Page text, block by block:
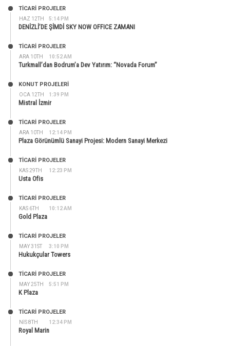
HAZ 12TH 5:14 PM
TİCARİ PROJELER
DENİZLİ’DE ŞİMDİ SKY NOW OFFICE ZAMANI
ARA 10TH 10:52 AM
TİCARİ PROJELER
Turkmall’dan Bodrum’a Dev Yatırım: “Novada Forum”
OCA 12TH 1:39 PM
KONUT PROJELERI
Mistral İzmir
ARA 10TH 12:14 PM
TİCARİ PROJELER
Plaza Görünümlü Sanayi Projesi: Modern Sanayi Merkezi
KAS 29TH 12:23 PM
TİCARİ PROJELER
Usta Ofis
KAS 6TH 10:12 AM
TİCARİ PROJELER
Gold Plaza
MAY 31ST 3:10 PM
TİCARİ PROJELER
Hukukçular Towers
MAY 25TH 5:51 PM
TİCARİ PROJELER
K Plaza
NIS 8TH 12:34 PM
TİCARİ PROJELER
Royal Marin